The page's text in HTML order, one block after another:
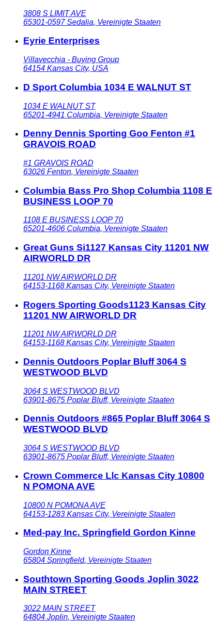
3808 S LIMIT AVE
65301-0597 Sedalia, Vereinigte Staaten
Eyrie Enterprises
Villavecchia - Buying Group
64154 Kansas City, USA
D Sport Columbia 1034 E WALNUT ST
1034 E WALNUT ST
65201-4941 Columbia, Vereinigte Staaten
Denny Dennis Sporting Goo Fenton #1
GRAVOIS ROAD
#1 GRAVOIS ROAD
63026 Fenton, Vereinigte Staaten
Columbia Bass Pro Shop Columbia 1108 E
BUSINESS LOOP 70
1108 E BUSINESS LOOP 70
65201-4606 Columbia, Vereinigte Staaten
Great Guns Si1127 Kansas City 11201 NW
AIRWORLD DR
11201 NW AIRWORLD DR
64153-1168 Kansas City, Vereinigte Staaten
Rogers Sporting Goods1123 Kansas City
11201 NW AIRWORLD DR
11201 NW AIRWORLD DR
64153-1168 Kansas City, Vereinigte Staaten
Dennis Outdoors Poplar Bluff 3064 S
WESTWOOD BLVD
3064 S WESTWOOD BLVD
63901-8675 Poplar Bluff, Vereinigte Staaten
Dennis Outdoors #865 Poplar Bluff 3064 S
WESTWOOD BLVD
3064 S WESTWOOD BLVD
63901-8675 Poplar Bluff, Vereinigte Staaten
Crown Commerce Llc Kansas City 10800
N POMONA AVE
10800 N POMONA AVE
64153-1283 Kansas City, Vereinigte Staaten
Med-pay Inc. Springfield Gordon Kinne
Gordon Kinne
65804 Springfield, Vereinigte Staaten
Southtown Sporting Goods Joplin 3022
MAIN STREET
3022 MAIN STREET
64804 Joplin, Vereinigte Staaten